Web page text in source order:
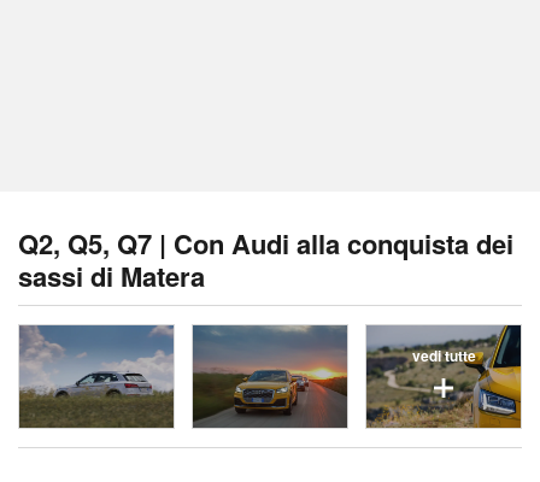
Q2, Q5, Q7 | Con Audi alla conquista dei
sassi di Matera
vedi tutte